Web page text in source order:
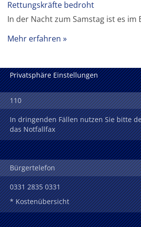
Rettungskräfte bedroht
In der Nacht zum Samstag ist es im
Mehr erfahren
Privatsphäre Einstellungen
110
In dringenden Fällen nutzen Sie bitte
das Notfallfax
Bürgertelefon
0331 2835 0331
* Kostenübersicht